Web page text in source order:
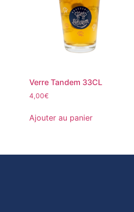
Verre Tandem 33CL
4,00€
Ajouter au panier